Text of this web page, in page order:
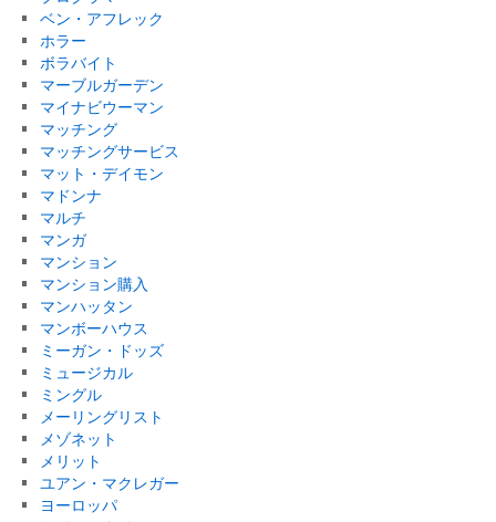
ベン・アフレック
ホラー
ボラバイト
マーブルガーデン
マイナビウーマン
マッチング
マッチングサービス
マット・デイモン
マドンナ
マルチ
マンガ
マンション
マンション購入
マンハッタン
マンボーハウス
ミーガン・ドッズ
ミュージカル
ミングル
メーリングリスト
メゾネット
メリット
ユアン・マクレガー
ヨーロッパ